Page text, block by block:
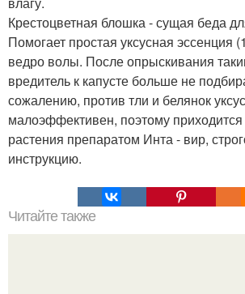
Крестоцветная блошка - сущая беда
Помогает простая уксусная эссенция
ведро волы. После опрыскивания
вредитель к капусте больше не
сожалению, против тли и белянок уксус
малоэффективен, поэтому
растения препаратом Инта - вир,
инструкцию.
Читайте также